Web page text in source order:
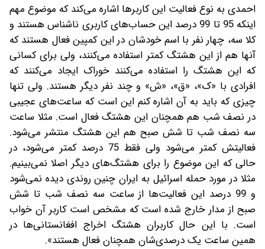
احمدی به نوع فعالیت این کاربرها اشاره می‌کند که موضوع مهم
اینکه 95 تا 99 درصد این حساب‌های کاربری ناشناس هستند و
کلا سه، چهار نفر با اسم خودشان در این کمپین فعال هستند که
آنها هم از این هشتگ کمتر استفاده می‌کنند، ولی برای کسانی
که این هشتگ را استفاده می‌کنند خوراک ایجاد می‌کنند که
افرادی با «ک»، «ق»، «ش» و چند نفر دیگر هستند. ولی تنها
چیزی که باید به آن اشاره کنم این است که ساعت‌های عجیبی
در نصف شب هم همچنان این هشتگ فعال است. مثلا ساعت
سه نصف شب تا شش صبح هم این هشتگ منتشر می‌شود.
فعالیتش کمتر می‌شود ولی فقط 75 درصد کمتر می‌شود، در
حالی که این موضوع را برای هشتگ‌های دیگر اصلا نمی‌بینیم.
مثلا در مورد حمله اسرائیل به ایران چنین روندی دیده نمی‌شود
و 99 درصد این فعالیت‌ها از ساعت سه نصف شب تا شش
صبح از مدار خارج شده است که مشخص است کاربر آن خواب
است. با این حال کاربران هشتگ اخراج افغانستانی‌ها در
همین ساعت‎ یک درصدی‌شان همچنان فعال هستند».